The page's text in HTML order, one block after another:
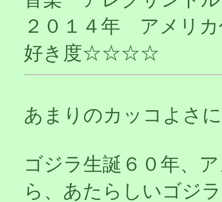
２０１４年 アメリ
好き度☆☆☆☆
あまりのカッコよさ
ゴジラ生誕６０年、
ら、あたらしいゴジ